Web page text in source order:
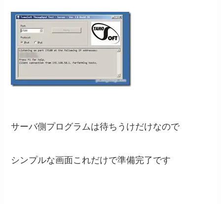
サーバ側プログラムは待ちうけだけなので
シンプルな画面これだけで準備完了です